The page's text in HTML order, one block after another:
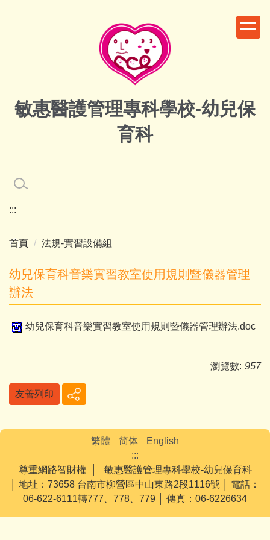
敏惠醫護管理專科學校-幼兒保
育科
:::
首頁 法規-實習設備組
幼兒保育科音樂實習教室使用規則暨儀器管理
辦法
幼兒保育科音樂實習教室使用規則暨儀器管理辦法.doc
瀏覽數: 957
友善列印
繁體 简体
English
:::
尊重網路智財權 │ 敏惠醫護管理專科學校-幼兒保育科
│ 地址：73658 台南市柳營區中山東路2段1116號 │ 電話：
06-622-6111轉777、778、779 │ 傳真：06-6226634